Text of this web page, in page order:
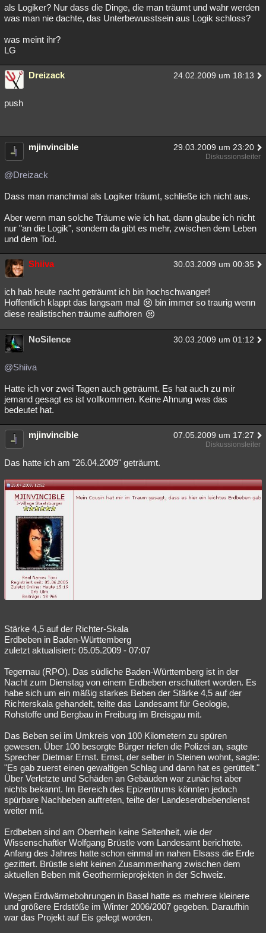
als Logiker? Nur dass die Dinge, die man träumt und wahr werden
was man nie dachte, das Unterbewusstsein aus Logik schloss?
was meint ihr?
LG
Dreizack 24.02.2009 um 18:13
push
mjinvincible 29.03.2009 um 23:20
Diskussionsleiter
@Dreizack
Dass man manchmal als Logiker träumt, schließe ich nicht aus.
Aber wenn man solche Träume wie ich hat, dann glaube ich nicht
nur "an die Logik", sondern da gibt es mehr, zwischen dem Leben
und dem Tod.
Shiiva 30.03.2009 um 00:35
ich hab heute nacht geträumt ich bin hochschwanger!
Hoffentlich klappt das langsam mal
bin immer so traurig wenn
diese realistischen träume aufhören
NoSilence 30.03.2009 um 01:12
@Shiiva
Hatte ich vor zwei Tagen auch geträumt. Es hat auch zu mir
jemand gesagt es ist vollkommen. Keine Ahnung was das
bedeutet hat.
mjinvincible 07.05.2009 um 17:27
Diskussionsleiter
Das hatte ich am "26.04.2009" geträumt.
Stärke 4,5 auf der Richter-Skala
Erdbeben in Baden-Württemberg
zuletzt aktualisiert: 05.05.2009 - 07:07
Tegernau (RPO). Das südliche Baden-Württemberg ist in der
Nacht zum Dienstag von einem Erdbeben erschüttert worden. Es
habe sich um ein mäßig starkes Beben der Stärke 4,5 auf der
Richterskala gehandelt, teilte das Landesamt für Geologie,
Rohstoffe und Bergbau in Freiburg im Breisgau mit.
Das Beben sei im Umkreis von 100 Kilometern zu spüren
gewesen. Über 100 besorgte Bürger riefen die Polizei an, sagte
Sprecher Dietmar Ernst. Ernst, der selber in Steinen wohnt, sagte:
"Es gab zuerst einen gewaltigen Schlag und dann hat es gerüttelt."
Über Verletzte und Schäden an Gebäuden war zunächst aber
nichts bekannt. Im Bereich des Epizentrums könnten jedoch
spürbare Nachbeben auftreten, teilte der Landeserdbebendienst
weiter mit.
Erdbeben sind am Oberrhein keine Seltenheit, wie der
Wissenschaftler Wolfgang Brüstle vom Landesamt berichtete.
Anfang des Jahres hatte schon einmal im nahen Elsass die Erde
gezittert. Brüstle sieht keinen Zusammenhang zwischen dem
aktuellen Beben mit Geothermieprojekten in der Schweiz.
Wegen Erdwärmebohrungen in Basel hatte es mehrere kleinere
und größere Erdstöße im Winter 2006/2007 gegeben. Daraufhin
war das Projekt auf Eis gelegt worden.